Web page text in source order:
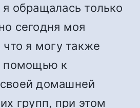
обращалась только
сегодня моя
я могу также
помощью к
домашней
групп, при этом